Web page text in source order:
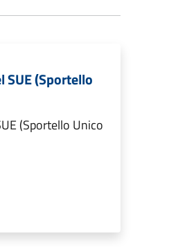
SUE (Sportello
(Sportello Unico